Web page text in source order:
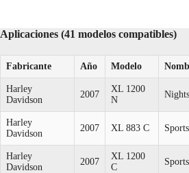
Aplicaciones (41 modelos compatibles)
Fabricante Año Modelo
Harley
Davidson
2007
XL 1200
N
Harley
Davidson
2007 XL 883 C
Harley
Davidson
2007
XL 1200
C